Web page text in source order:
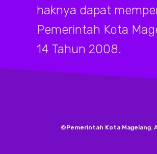
haknya dapat
Pemerintah Kota
14 Tahun 2008.
©Pemerintah Kota Magelang.